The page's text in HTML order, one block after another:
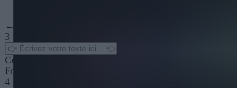
← Voir plus
3
Couleur du texte
Fond
4